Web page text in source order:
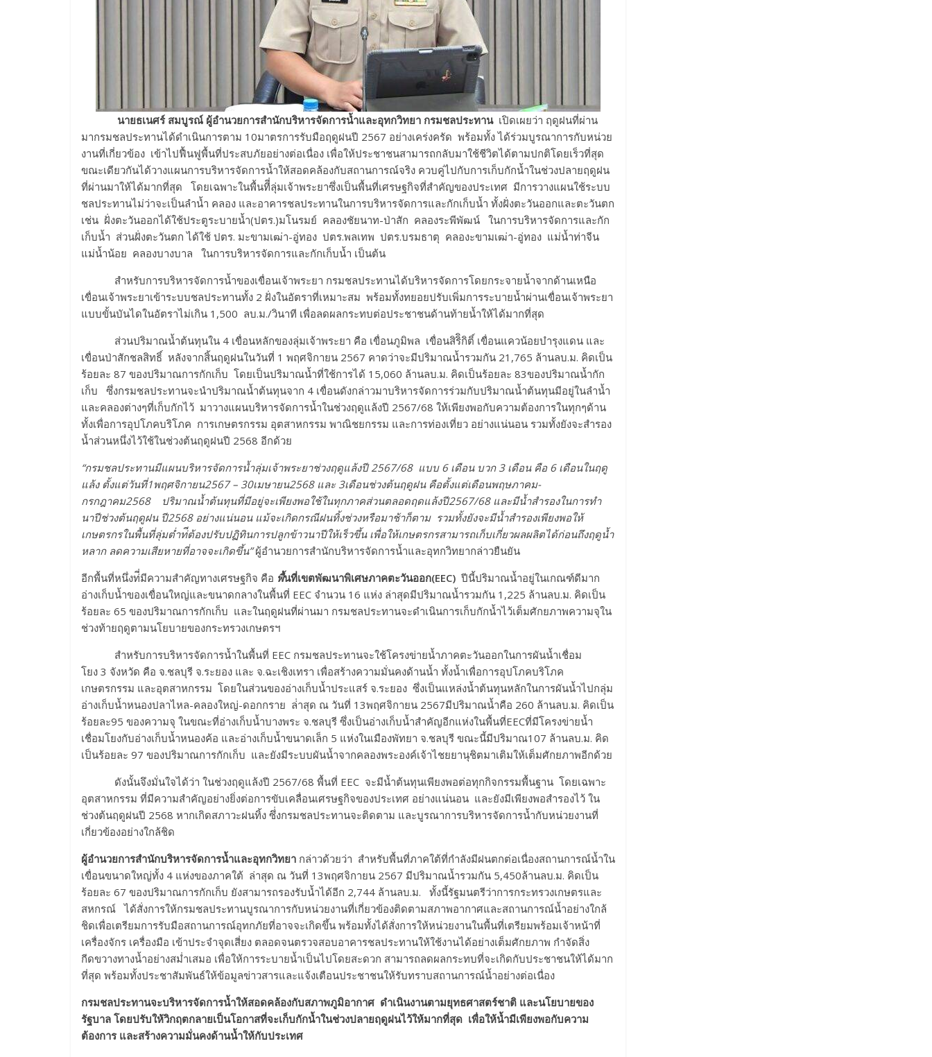
นายธเนศร์ สมบูรณ์ ผู้อำนวยการสำนักบริหารจัดการน้ำและอุทกวิทยา กรมชลประทานเปิดเผยว่า ฤดูฝนที่ผ่าน
มากรมชลประทานได้ดำเนินการตาม 10มาตรการรับมือฤดูฝนปี 2567 อย่างเคร่งครัด พร้อมทั้ง ได้ร่วมบูรณาการกับหน่วย
งานที่เกี่ยวข้อง เข้าไปฟื้นฟูพื้นที่ประสบภัยอย่างต่อเนื่อง เพื่อให้ประชาชนสามารถกลับมาใช้ชีวิตได้ตามปกติโดยเร็วที่สุด
ขณะเดียวกันได้วางแผนการบริหารจัดการน้ำให้สอดคล้องกับสถานการณ์จริง ควบคู่ไปกับการเก็บกักน้ำในช่วงปลายฤดูฝน
ที่ผ่านมาให้ได้มากที่สุด โดยเฉพาะในพื้นทีี่ลุ่มเจ้าพระยาซึ่งเป็นพื้นที่เศรษฐกิจที่สำคัญของประเทศ มีการวางแผนใช้ระบบ
ชลประทานไม่ว่าจะเป็นลำน้ำ คลอง และอาคารชลประทานในการบริหารจัดการและกักเก็บน้ำ ทั้งฝั่งตะวันออกและตะวันตก
เช่น ฝั่งตะวันออกได้ใช้ประตูระบายน้ำ(ปตร.)มโนรมย์ คลองชัยนาท-ป่าสัก คลองระพีพัฒน์ ในการบริหารจัดการและกัก
เก็บน้ำ ส่วนฝั่งตะวันตก ได้ใช้ ปตร. มะขามเฒ่า-อู่ทอง ปตร.พลเทพ ปตร.บรมธาตุ คลองะขามเฒ่า-อู่ทอง แม่น้ำท่าจีน
แม่น้ำน้อย คลองบางบาล ในการบริหารจัดการและกักเก็บน้ำ เป็นต้น
สำหรับการบริหารจัดการน้ำของเขื่อนเจ้าพระยา กรมชลประทานได้บริหารจัดการโดยกระจายน้ำจากด้านเหนือ
เขื่อนเจ้าพระยาเข้าระบบชลประทานทั้ง 2 ฝั่งในอัตราที่เหมาะสม พร้อมทั้งทยอยปรับเพิ่มการระบายน้ำผ่านเขื่อนเจ้าพระยา
แบบขั้นบันไดในอัตราไม่เกิน 1,500 ลบ.ม./วินาที เพื่อลดผลกระทบต่อประชาชนด้านท้ายน้ำให้ได้มากที่สุด
ส่วนปริมาณน้ำต้นทุนใน 4 เขื่อนหลักของลุ่มเจ้าพระยา คือ เขื่อนภูมิพล เขื่อนสิริิกิติ์ เขื่อนแควน้อยบำรุงแดน และ
เขื่อนป่าสักชลสิทธิ์ หลังจากสิ้นฤดูฝนในวันที่ 1 พฤศจิกายน 2567 คาดว่าจะมีปริมาณน้ำรวมกัน 21,765 ล้านลบ.ม. คิดเป็น
ร้อยละ 87 ของปริมาณการกักเก็บ โดยเป็นปริมาณน้ำที่ใช้การได้ 15,060 ล้านลบ.ม. คิดเป็นร้อยละ 83ของปริมาณน้ำกัก
เก็บ ซึ่งกรมชลประทานจะนำปริมาณน้ำต้นทุนจาก 4 เขื่อนดังกล่าวมาบริหารจัดการร่วมกับปริมาณน้ำต้นทุนมีอยู่ในลำน้ำ
และคลองต่างๆที่เก็บกักไว้ มาวางแผนบริหารจัดการน้ำในช่วงฤดูแล้งปี 2567/68 ให้เพียงพอกับความต้องการในทุกๆด้าน
ทั้งเพื่อการอุปโภคบริโภค การเกษตรกรรม อุตสาหกรรม พาณิชยกรรม และการท่องเที่ยว อย่างแน่นอน รวมทั้งยังจะสำรอง
น้ำส่วนหนึ่งไว้ใช้ในช่วงต้นฤดูฝนปี 2568 อีกด้วย
“กรมชลประทานมีแผนบริหารจัดการน้ำลุ่มเจ้าพระยาช่วงฤดูแล้งปี 2567/68 แบบ 6 เดือน บวก 3 เดือน คือ 6 เดือนในฤดู
แล้ง ตั้งแต่วันที่1พฤศจิกายน2567 – 30เมษายน2568 และ 3เดือนช่วงต้นฤดูฝน คือตั้งแต่เดือนพฤษภาคม-
กรกฎาคม2568 ปริมาณน้ำต้นทุนที่มีอยู่จะเพียงพอใช้ในทุกภาคส่วนตลอดฤดแล้งปี2567/68 และมีน้ำสำรองในการทำ
นาปีช่วงต้นฤดูฝน ปี2568 อย่างแน่นอน แม้จะเกิดกรณีฝนทิ้งช่วงหรือมาช้าก็ตาม รวมทั้งยังจะมีน้ำสำรองเพียงพอให้
เกษตรกรในพื้นที่ลุ่มต่ำท่ีต้องปรับปฏิทินการปลูกข้าวนาปีให้เร็วขึ้น เพื่อให้เกษตรกรสามารถเก็บเกี่ยวผลผลิตได้ก่อนถึงฤดูน้ำ
หลาก ลดความเสียหายที่อาจจะเกิดขึ้น”ผู้อำนวยการสำนักบริหารจัดการน้ำและอุทกวิทยากล่าวยืนยัน
อีกพื้นที่หนึ่งท่ี่มีความสำคัญทางเศรษฐกิจ คือ พื้นที่เขตพัฒนาพิเศษภาคตะวันออก(EEC) ปีนี้ปริมาณน้ำอยู่ในเกณฑ์ดีมาก
อ่างเก็บน้ำของเขื่อนใหญ่และขนาดกลางในพื้นที่ EEC จำนวน 16 แห่ง ล่าสุดมีปริมาณน้ำรวมกัน 1,225 ล้านลบ.ม. คิดเป็น
ร้อยละ 65 ของปริมาณการกักเก็บ และในฤดูฝนที่ผ่านมา กรมชลประทานจะดำเนินการเก็บกักน้ำไว้เต็มศักยภาพความจุใน
ช่วงท้ายฤดูตามนโยบายของกระทรวงเกษตรฯ
สำหรับการบริหารจัดการน้ำในพื้นที่ EEC กรมชลประทานจะใช้โครงข่ายน้ำภาคตะวันออกในการผันน้ำเชื่อม
โยง 3 จังหวัด คือ จ.ชลบุรี จ.ระยอง และ จ.ฉะเชิงเทรา เพื่อสร้างความมั่นคงด้านน้ำ ทั้งน้ำเพื่อการอุปโภคบริโภค
เกษตรกรรม และอุตสาหกรรม โดยในส่วนของอ่างเก็บน้ำประแสร์ จ.ระยอง ซึ่งเป็นแหล่งน้ำต้นทุนหลักในการผันน้ำไปกลุ่ม
อ่างเก็บน้ำหนองปลาไหล-คลองใหญ่-ดอกกราย ล่่าสุด ณ วันที่ 13พฤศจิกายน 2567มีปริมาณน้ำคือ 260 ล้านลบ.ม. คิดเป็น
ร้อยละ95 ของความจุ ในขณะที่อ่างเก็บน้ำบางพระ จ.ชลบุรี ซึ่งเป็นอ่างเก็บน้ำสำคัญอีกแห่งในพื้นที่EECที่มีโครงข่ายน้ำ
เชื่อมโยงกับอ่างเก็บน้ำหนองค้อ และอ่างเก็บน้ำขนาดเล็ก 5 แห่งในเมืองพัทยา จ.ชลบุรี ขณะนี้มีปริมาณ107 ล้านลบ.ม. คิด
เป็นร้อยละ 97 ของปริมาณการกักเก็บ และยังมีระบบผันน้ำจากคลองพระองค์เจ้าไชยยานุชิตมาเติมให้เต็มศักยภาพอีกด้วย
ดังนั้นจึงมั่นใจได้ว่า ในช่วงฤดูแล้งปี 2567/68 พื้นที่ EEC จะมีน้ำต้นทุนเพียงพอต่อทุกกิจกรรมพื้นฐาน โดยเฉพาะ
อุตสาหกรรม ที่มีความสำคัญอย่างยิ่งต่อการขับเคลื่อนเศรษฐกิจของประเทศ อย่างแน่นอน และยังมีเพียงพอสำรองไว้ ใน
ช่วงต้นฤดูฝนปี 2568 หากเกิดสภาวะฝนทิ้ง ซึ่่งกรมชลประทานจะติดตาม และบูรณาการบริหารจัดการน้ำกับหน่วยงานที่
เกี่ยวข้องอย่างใกล้ชิด
ผู้อำนวยการสำนักบริหารจัดการน้ำและอุทกวิทยา กล่าวด้วยว่า สำหรับพื้นที่ภาคใต้ที่กำลังมีฝนตกต่อเนื่องสถานการณ์น้ำใน
เขื่อนขนาดใหญ่ทั้ง 4 แห่งของภาคใต้ ล่าสุด ณ วันที่ 13พฤศจิกายน 2567 มีปริมาณน้ำรวมกัน 5,450ล้านลบ.ม. คิดเป็น
ร้อยละ 67 ของปริมาณการกักเก็บ ยังสามารถรองรับน้ำได้อีก 2,744 ล้านลบ.ม. ทั้งนี้รัฐมนตรีว่าการกระทรวงเกษตรและ
สหกรณ์ ได้สั่งการให้กรมชลประทานบูรณาการกับหน่วยงานที่เกี่ยวข้องติดตามสภาพอากาศและสถานการณ์น้ำอย่างใกล้
ชิดเพื่อเตรียมการรับมือสถานการณ์อุทกภัยที่อาจจะเกิดขึ้น พร้อมทั้งได้สั่งการให้หน่วยงานในพื้นที่เตรียมพร้อมเจ้าหน้าที่
เครื่องจักร เครื่องมือ เข้าประจำจุดเสี่ยง ตลอดจนตรวจสอบอาคารชลประทานให้ใช้งานได้อย่างเต็มศักยภาพ กำจัดสิ่ง
กีดขวางทางน้ำอย่างสม่ำเสมอ เพื่อให้การระบายน้ำเป็นไปโดยสะดวก สามารถลดผลกระทบที่จะเกิดกับประชาชนให้ได้มาก
ที่สุด พร้อมทั้งประชาสัมพันธ์ให้ข้อมูลข่าวสารและแจ้งเตือนประชาชนให้รับทราบสถานการณ์น้ำอย่างต่อเนื่อง
กรมชลประทานจะบริหารจัดการน้ำให้สอดคล้องกับสภาพภูมิอากาศ ดำเนินงานตามยุทธศาสตร์ชาติ และนโยบายของ
รัฐบาล โดยปรับให้วิกฤตกลายเป็นโอกาสที่จะเก็บกักน้ำในช่วงปลายฤดูฝนไว้ให้มากที่สุด เพื่อให้น้ำมีเพียงพอกับความ
ต้องการ และสร้างความมั่นคงด้านน้ำให้กับประเทศ